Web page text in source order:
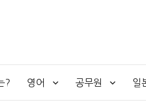
? 영어 공무원 일